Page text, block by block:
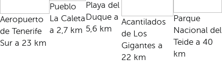
Aeropuerto
de Tenerife
Sur a 23 km
Pueblo
La Caleta
a 2,7 km
Playa del
Duque a
5,6 km
Acantilados
de Los
Gigantes a
22 km
Parque
Nacional del
Teide a 40
km